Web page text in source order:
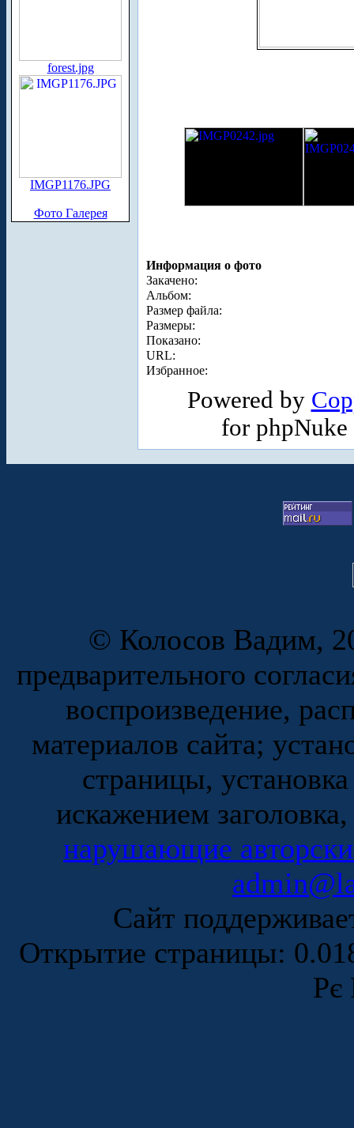
forest.jpg
IMGP1176.JPG
Фото Галерея
Информация о фото
Закачено:
Альбом:
Размер файла:
Размеры:
Показано:
URL:
Избранное:
Powered by
for
© Колосов Вадим,
предварительного
воспроизведение,
материалов сайта;
страницы,
искажением
нарушающие
Сайт
Открытие страницы:
Рє